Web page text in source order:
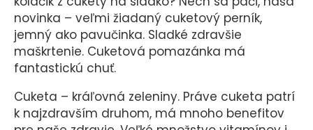
novinka – veľmi žiadaný cuketový perník,
jemný ako pavučinka. Sladké zdravšie
maškrtenie. Cuketová pomazánka má
fantastickú chuť.
Cuketa – kráľovná zeleniny. Práve cuketa patrí
k najzdravším druhom, má mnoho benefitov